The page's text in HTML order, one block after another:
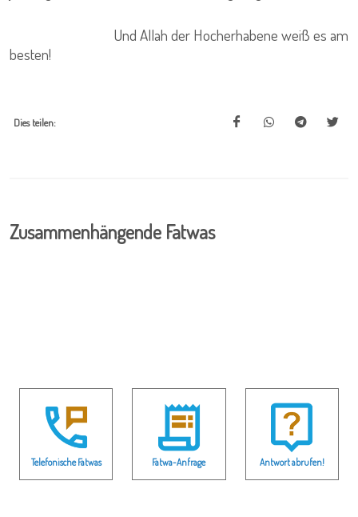
Und Allah der Hocherhabene weiß es am
besten!
Dies teilen:
Zusammenhängende Fatwas
Telefonische Fatwas Fatwa-Anfrage Antwort abrufen!